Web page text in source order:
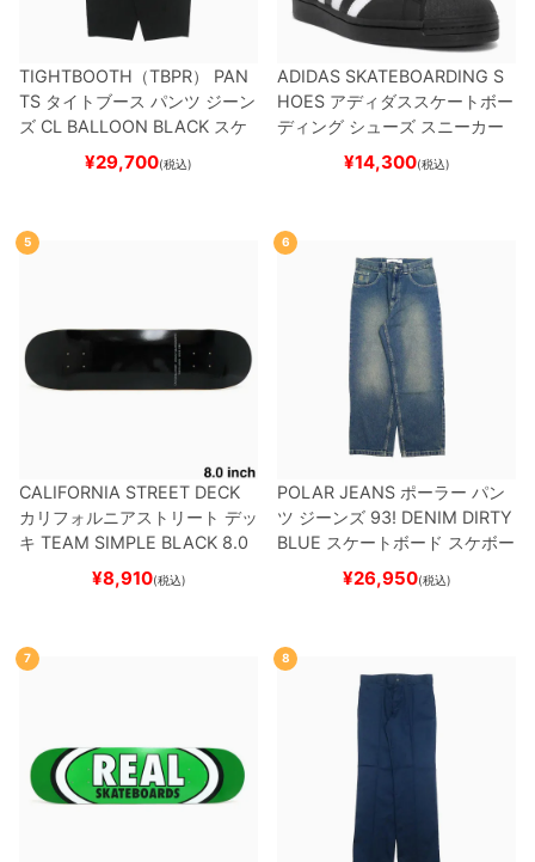
TIGHTBOOTH（TBPR） PAN
TS タイトブース パンツ ジーン
ズ CL BALLOON BLACK スケ
ートボード スケボー
¥29,700(税込)
ADIDAS SKATEBOARDING S
HOES アディダススケートボー
ディング シューズ スニーカー
スーパースター SUPERSTAR A
BLACK/WHITE/WHITE
ー
¥14,300(税込)
5
CALIFORNIA STREET DECK
カリフォルニアストリート デッ
キ TEAM SIMPLE BLACK 8.0
ブランク（BBS / GENERATO
スケートボード スケボー
¥8,910(税込)
6
POLAR JEANS ポーラー パン
ツ ジーンズ 93! DENIM DIRTY
BLUE スケートボード スケボー
¥26,950(税込)
7 8